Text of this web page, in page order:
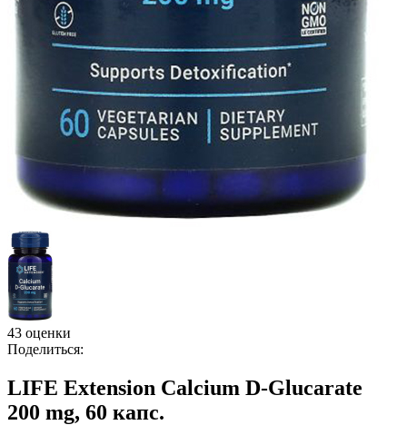
43 оценки
Поделиться:
LIFE Extension Calcium D-Glucarate
200 mg, 60 капс.